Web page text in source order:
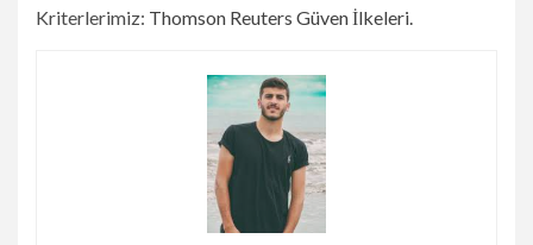
Kriterlerimiz: Thomson Reuters Güven İlkeleri.